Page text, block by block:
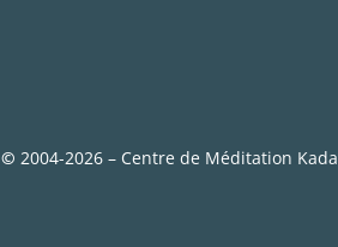
©2004-2026 – Centre de Méditation